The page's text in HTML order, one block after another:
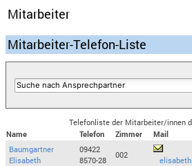
Mitarbeiter
Mitarbeiter-Telefon-Liste
Telefonliste der Mitarbeiter/innen
Name
Telefon Zimmer
Mail
Baumgartner
Elisabeth
09422
8570-28
002